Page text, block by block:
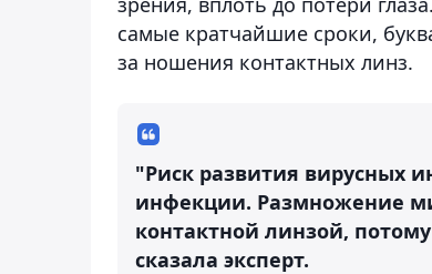
самые кратчайшие сроки,
за ношения контактных линз.
"Риск развития вирусных
инфекции. Размножение
контактной линзой,
сказала эксперт.